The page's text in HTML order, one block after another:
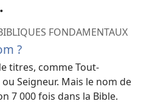
FONDAMENTAUX
?
titres, comme Tout-
Seigneur. Mais le nom de
7 000 fois dans la Bible.